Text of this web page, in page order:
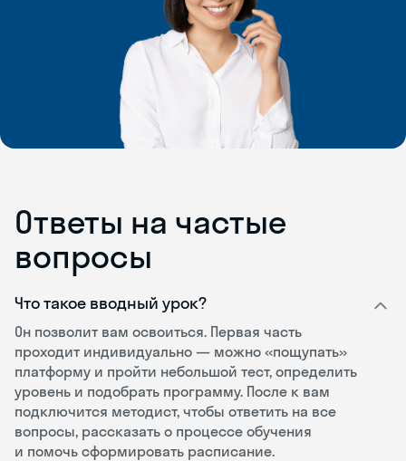
Ответы на частые
вопросы
Что такое вводный урок?
Он позволит вам освоиться. Первая часть
проходит индивидуально — можно «пощупать»
платформу и пройти небольшой тест, определить
уровень и подобрать программу. После к вам
подключится методист, чтобы ответить на все
вопросы, рассказать о процессе обучения
и помочь сформировать расписание.